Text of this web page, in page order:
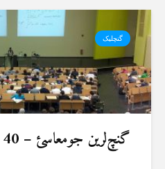
گنچلیک
گنچ‌لرین جومعاسئ – 40